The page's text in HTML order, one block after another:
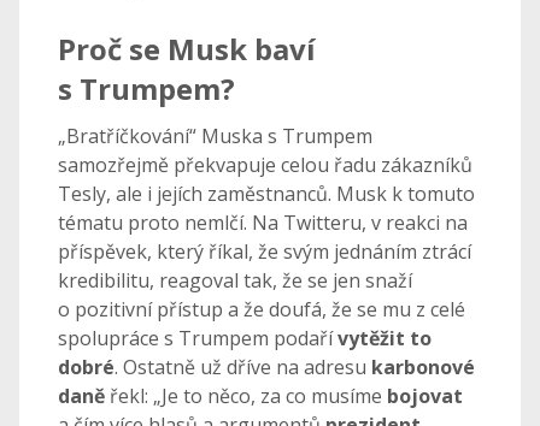
Proč se Musk baví
s Trumpem?
„Bratříčkování“ Muska s Trumpem
samozřejmě překvapuje celou řadu zákazníků
Tesly, ale i jejích zaměstnanců. Musk k tomuto
tématu proto nemlčí. Na Twitteru, v reakci na
příspěvek, který říkal, že svým jednáním ztrácí
kredibilitu, reagoval tak, že se jen snaží
o pozitivní přístup a že doufá, že se mu z celé
spolupráce s Trumpem podařívytěžit to
dobré. Ostatně už dříve na adresu karbonové
daně řekl: „Je to něco, za co musíme bojovat